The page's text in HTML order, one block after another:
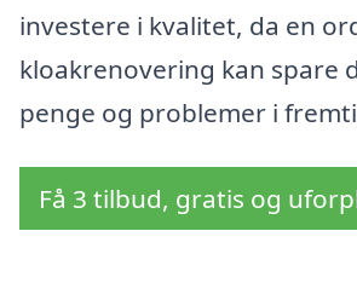
investere i kvalitet, da en
kloakrenovering kan spare
penge og problemer i
Få 3 tilbud, gratis og